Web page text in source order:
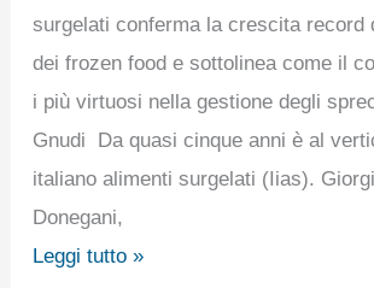
surgelati conferma la crescita record
dei frozen food e sottolinea come il
i più virtuosi nella gestione degli
Gnudi Da quasi cinque anni è al
italiano alimenti surgelati (Iias).
Donegani,
Leggi tutto »